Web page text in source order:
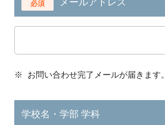
必須 メールアドレス
※ お問い合わせ完了メールが届きます。
学校名・学部 学科